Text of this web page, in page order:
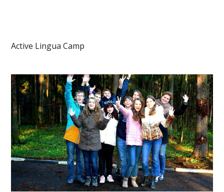
Active Lingua Camp